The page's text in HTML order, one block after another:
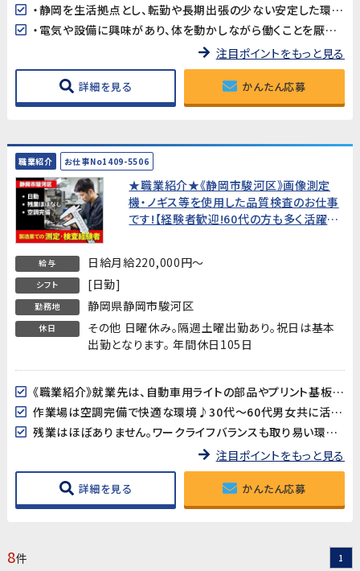
・静岡を生活拠点とし、転勤や長期出張の少ない安定した環境で働けます。
・電気や設備に興味があり、体を動かしながら働くことを厭わない方を求めています。
注目ポイントをもっと見る
詳細を見る かんたん応募
職業紹介 お仕事No1409-5506
★職業紹介★《静岡市駿河区》画像測定
機・ノギス等を使用した品質検査のお仕事
です!【経験者歓迎!60代の方も多く活躍
給与 日給月給220,000円～
シフト [日勤]
勤務地 静岡県静岡市駿河区
休日
その他 日曜休み。隔週土曜出勤あり。祝日は基本
出勤となります。 年間休日105日
《職業紹介》就業先は、自動車用ライトの部品やプリント基板用端子などを製造している企業です。長期的に安定した就業が見込めます!
作業場は空調完備で快適な環境♪30代～60代男女共に活躍中!
残業はほぼありません。ワークライフバランスも取り易い環境です。
注目ポイントをもっと見る
詳細を見る かんたん応募
8件 1